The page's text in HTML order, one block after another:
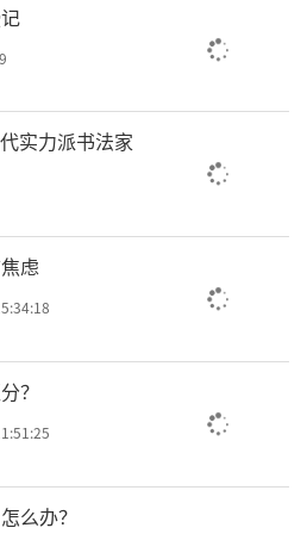
实力派书法家
虑
？
么办？